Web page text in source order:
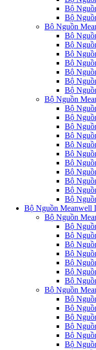
Bộ
Bộ
Bộ Nguồn
Bộ
Bộ
Bộ
Bộ
Bộ
Bộ
Bộ
Bộ Nguồn
Bộ
Bộ
Bộ
Bộ
Bộ
Bộ
Bộ
Bộ
Bộ
Bộ
Bộ
Bộ Nguồn Meanwell
Bộ Nguồn
Bộ
Bộ
Bộ
Bộ
Bộ
Bộ
Bộ
Bộ Nguồn
Bộ
Bộ
Bộ
Bộ
Bộ
Bộ